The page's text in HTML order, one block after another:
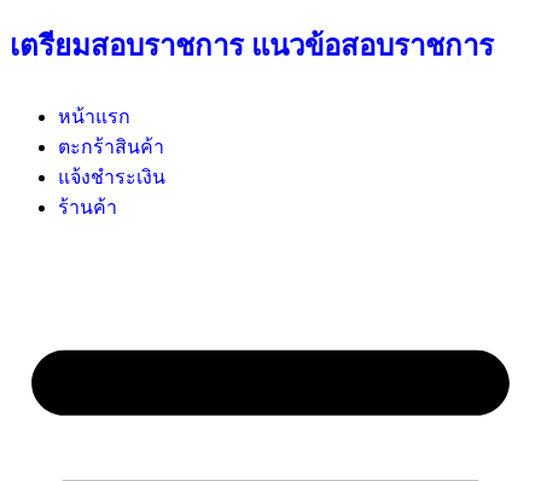
เตรียมสอบราชการ แนวข้อสอบราชการ
หน้าแรก
ตะกร้าสินค้า
แจ้งชำระเงิน
ร้านค้า